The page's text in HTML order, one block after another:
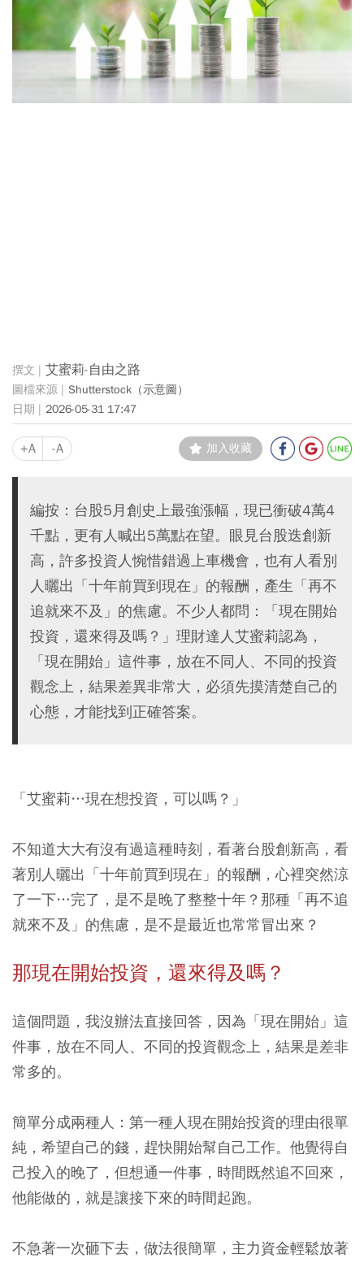
艾蜜莉-自由之路
Shutterstock（示意圖）
2026-05-31 17:47
+A -A 加入收藏
編按：台股5月創史上最強漲幅，現已衝破4萬4
千點，更有人喊出5萬點在望。眼見台股迭創新
高，許多投資人惋惜錯過上車機會，也有人看別
人曬出「十年前買到現在」的報酬，產生「再不
追就來不及」的焦慮。不少人都問：「現在開始
投資，還來得及嗎？」理財達人艾蜜莉認為，
「現在開始」這件事，放在不同人、不同的投資
觀念上，結果差異非常大，必須先摸清楚自己的
心態，才能找到正確答案。
「艾蜜莉…現在想投資，可以嗎？」
不知道大大有沒有過這種時刻，看著台股創新高，看
著別人曬出「十年前買到現在」的報酬，心裡突然涼
了一下…完了，是不是晚了整整十年？那種「再不追
就來不及」的焦慮，是不是最近也常常冒出來？
那現在開始投資，還來得及嗎？
這個問題，我沒辦法直接回答，因為「現在開始」這
件事，放在不同人、不同的投資觀念上，結果是差非
常多的。
簡單分成兩種人：第一種人現在開始投資的理由很單
純，希望自己的錢，趕快開始幫自己工作。他覺得自
己投入的晚了，但想通一件事，時間既然追不回來，
他能做的，就是讓接下來的時間起跑。
不急著一次砸下去，做法很簡單，主力資金輕鬆放著